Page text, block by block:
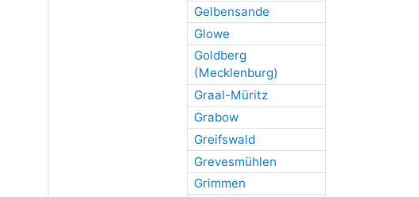
Gelbensande
Glowe
Goldberg
(Mecklenburg)
Graal-Müritz
Grabow
Greifswald
Grevesmühlen
Grimmen